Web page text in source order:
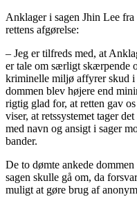
Anklager i sagen Jhin Lee
rettens afgørelse:
– Jeg er tilfreds med, at
er tale om særligt skærpende
kriminelle miljø affyrer skud i
dommen blev højere end
rigtig glad for, at retten gav
viser, at retssystemet tager
med navn og ansigt i sager
bander.
De to dømte ankede
sagen skulle gå om, da
muligt at gøre brug af